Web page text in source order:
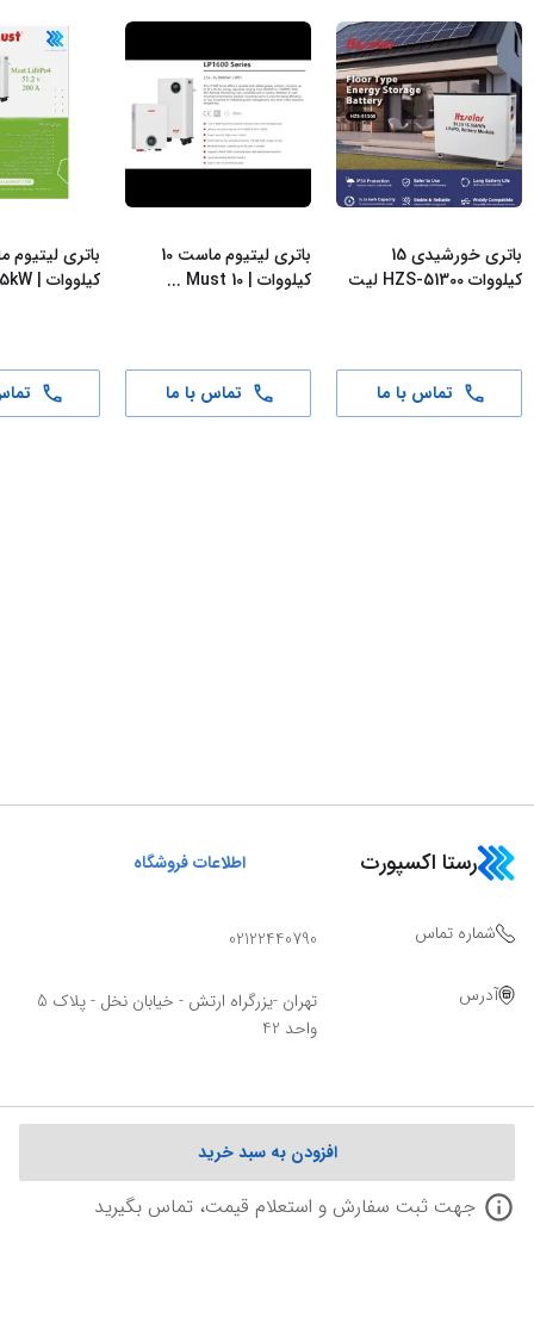
باتری خورشیدی 15
کیلووات HZS-51300 لیت
تماس با ما
باتری لیتیوم ماست 10
کیلووات | Must 10
...
تماس با ما
کیلووات | Must 5kW
افزودن به سبد خرید
جهت ثبت سفارش و استعلام قیمت، تماس بگیرید
رستا اکسپورت اطلاعات فروشگاه
شماره تماس 02122440790
آدرس
تهران -یزرگراه ارتش - خیابان نخل - پلاک 5
واحد 42